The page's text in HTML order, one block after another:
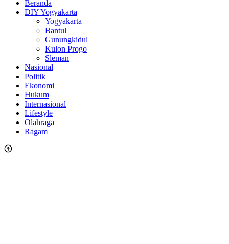
Beranda
DIY Yogyakarta
Yogyakarta
Bantul
Gunungkidul
Kulon Progo
Sleman
Nasional
Politik
Ekonomi
Hukum
Internasional
Lifestyle
Olahraga
Ragam